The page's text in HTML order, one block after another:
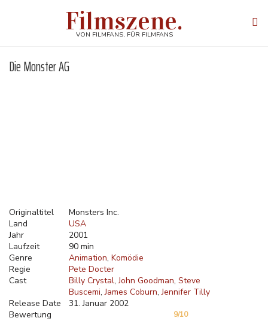
Filmszene.
VON FILMFANS, FÜR FILMFANS
Die Monster AG
Originaltitel
Monsters Inc.
Land
USA
Jahr
2001
Laufzeit
90 min
Genre
Animation Komödie
Regie
Pete Docter
Cast
Billy Crystal John Goodman Steve
Buscemi James Coburn Jennifer Tilly
Release Date
31. Januar 2002
Bewertung
9/10